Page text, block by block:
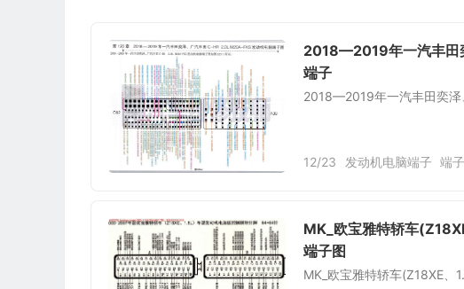
2018—2019年一汽丰田
端子
2018—2019年一汽丰田奕泽
12/23 发动机电脑端子 端
MK_欧宝雅特轿车
端子图
MK_欧宝雅特轿车(Z18XE、